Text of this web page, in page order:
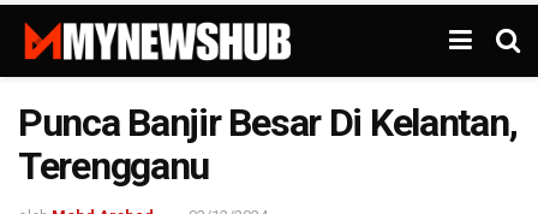
Punca Banjir Besar Di Kelantan,
Terengganu